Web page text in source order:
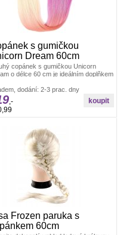
s gumičkou
Dream 60cm
copánek s gumičkou Unicorn
o délce 60 cm je ideálním doplňkem
dodání: 2-3 prac. dny
,-
Frozen paruka s
60cm